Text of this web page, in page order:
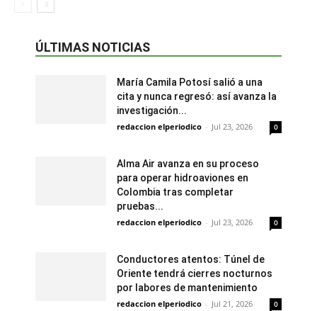
ÚLTIMAS NOTICIAS
María Camila Potosí salió a una
cita y nunca regresó: así avanza la
investigación...
redaccion elperiodico - Jul 23, 2026 0
Alma Air avanza en su proceso
para operar hidroaviones en
Colombia tras completar
pruebas...
redaccion elperiodico - Jul 23, 2026 0
Conductores atentos: Túnel de
Oriente tendrá cierres nocturnos
por labores de mantenimiento
redaccion elperiodico - Jul 21, 2026 0